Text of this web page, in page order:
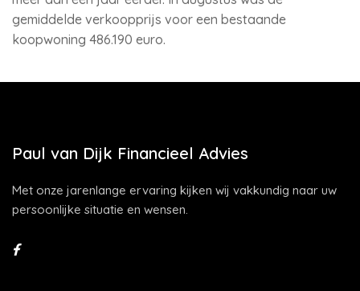
gemiddelde verkoopprijs voor een bestaande
koopwoning 486.190 euro.
Paul van Dijk Financieel Advies
Met onze jarenlange ervaring kijken wij vakkundig naar uw
persoonlijke situatie en wensen.